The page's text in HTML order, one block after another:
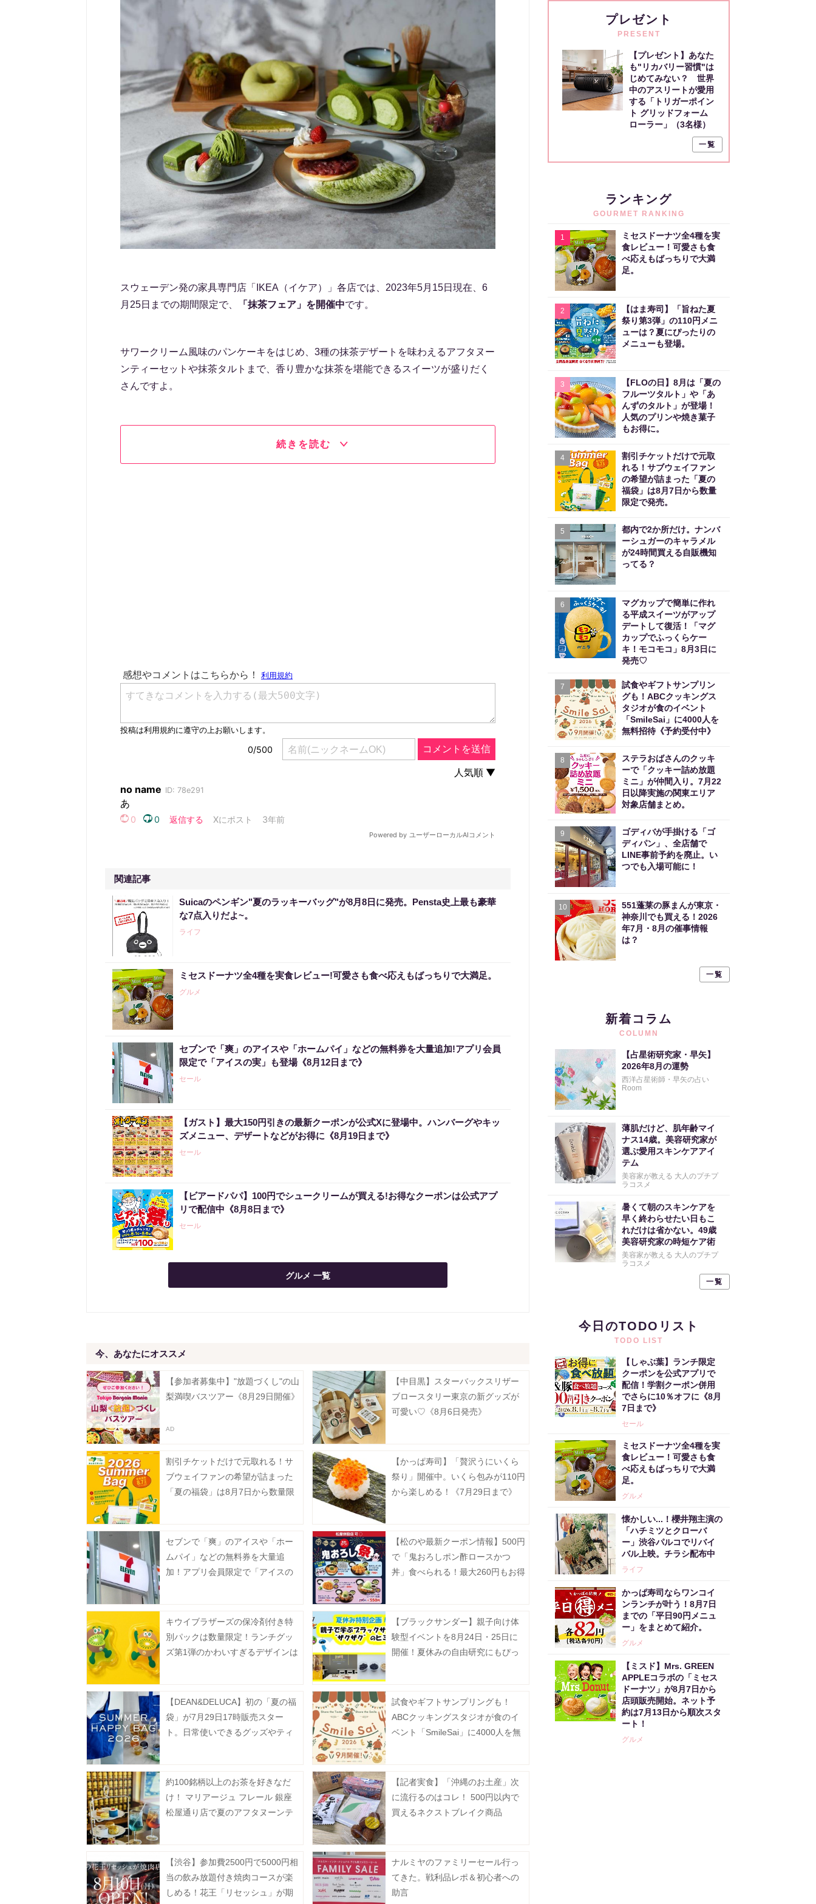
スウェーデン発の家具専門店「IKEA（イケア）」各店では、2023年5月15日現在、6
月25日までの期間限定で、
「抹茶フェア」を開催中です。
サワークリーム風味のパンケーキをはじめ、3種の抹茶デザートを味わえるアフタヌー
ンティーセットや抹茶タルトまで、香り豊かな抹茶を堪能できるスイーツが盛りだく
さんですよ。
続きを読む
関連記事
Suicaのペンギン"夏のラッキーバッグ"が8月8日に発売。Pensta史上最も豪華
な7点入りだよ~。
ライフ
ミセスドーナツ全4種を実食レビュー!可愛さも食べ応えもばっちりで大満足。
グルメ
セブンで「爽」のアイスや「ホームパイ」などの無料券を大量追加!アプリ会員
限定で「アイスの実」も登場《8月12日まで》
セール
【ガスト】最大150円引きの最新クーポンが公式Xに登場中。ハンバーグやキッ
ズメニュー、デザートなどがお得に《8月19日まで》
セール
【ビアードパパ】100円でシュークリームが買える!お得なクーポンは公式アプ
リで配信中《8月8日まで》
セール
グルメ 一覧
今、あなたにオススメ
【参加者募集中】"放題づくし"の山
梨満喫バスツアー《8月29日開催》
【中目黒】スターバックスリザー
ブロースタリー東京の新グッズが
可愛い♡《8月6日発売》
割引チケットだけで元取れる！サ
ブウェイファンの希望が詰まった
「夏の福袋」は8月7日から数量限
【かっぱ寿司】「贅沢うにいくら
祭り」開催中。いくら包みが110円
から楽しめる！《7月29日まで》
セブンで「爽」のアイスや「ホー
ムパイ」などの無料券を大量追
加！アプリ会員限定で「アイスの
【松のや最新クーポン情報】500円
で「鬼おろしポン酢ロースかつ
丼」食べられる！最大260円もお得
キウイブラザーズの保冷剤付き特
別パックは数量限定！ランチグッ
ズ第1弾のかわいすぎるデザインは
【ブラックサンダー】親子向け体
験型イベントを8月24日・25日に
開催！夏休みの自由研究にもぴっ
【DEAN&DELUCA】初の「夏の福
袋」が7月29日17時販売スター
ト。日常使いできるグッズやティ
試食やギフトサンプリングも！
ABCクッキングスタジオが食のイ
ベント「SmileSai」に4000人を無
約100銘柄以上のお茶を好きなだ
け！ マリアージュ フレール 銀座
松屋通り店で夏のアフタヌーンテ
【記者実食】「沖縄のお土産」次
に流行るのはコレ！ 500円以内で
買えるネクストブレイク商品
【渋谷】参加費2500円で5000円相
当の飲み放題付き焼肉コースが楽
しめる！花王「リセッシュ」が期
ナルミヤのファミリーセール行っ
てきた。戦利品レポ＆初心者への
助言
プレゼント
PRESENT
【プレゼント】あなた
も"リカバリー習慣"は
じめてみない？ 世界
中のアスリートが愛用
する「トリガーポイン
ト グリッドフォーム
ローラー」（3名様）
一覧
ランキング
GOURMET RANKING
1
ミセスドーナツ全4種を実
食レビュー！可愛さも食
べ応えもばっちりで大満
足。
2
【はま寿司】「旨ねた夏
祭り第3弾」の110円メニ
ューは？夏にぴったりの
メニューも登場。
3
【FLOの日】8月は「夏の
フルーツタルト」や「あ
んずのタルト」が登場！
人気のプリンや焼き菓子
もお得に。
4
割引チケットだけで元取
れる！サブウェイファン
の希望が詰まった「夏の
福袋」は8月7日から数量
限定で発売。
5
都内で2か所だけ。ナンバ
ーシュガーのキャラメル
が24時間買える自販機知
ってる？
6
マグカップで簡単に作れ
る平成スイーツがアップ
デートして復活！「マグ
カップでふっくらケー
キ！モコモコ」8月3日に
発売♡
7
試食やギフトサンプリン
グも！ABCクッキングス
タジオが食のイベント
「SmileSai」に4000人を
無料招待《予約受付中》
8
ステラおばさんのクッキ
ーで「クッキー詰め放題
ミニ」が仲間入り。7月22
日以降実施の関東エリア
対象店舗まとめ。
9
ゴディバが手掛ける「ゴ
ディパン」、全店舗で
LINE事前予約を廃止。い
つでも入場可能に！
10
551蓬莱の豚まんが東京・
神奈川でも買える！2026
年7月・8月の催事情報
は？
一覧
新着コラム
COLUMN
【占星術研究家・早矢】
2026年8月の運勢
西洋占星術師・早矢の占い
Room
薄肌だけど、肌年齢マイ
ナス14歳。美容研究家が
選ぶ愛用スキンケアアイ
テム
美容家が教える 大人のプチプ
ラコスメ
暑くて朝のスキンケアを
早く終わらせたい日もこ
れだけは省かない。49歳
美容研究家の時短ケア術
美容家が教える 大人のプチプ
ラコスメ
一覧
今日のTODOリスト
TODO LIST
【しゃぶ葉】ランチ限定
クーポンを公式アプリで
配信！学割クーポン併用
でさらに10％オフに《8月
7日まで》
セール
ミセスドーナツ全4種を実
食レビュー！可愛さも食
べ応えもばっちりで大満
足。
グルメ
懐かしい...！櫻井翔主演の
「ハチミツとクローバ
ー」渋谷パルコでリバイ
バル上映。チラシ配布中
ライフ
かっぱ寿司ならワンコイ
ンランチが叶う！8月7日
までの「平日90円メニュ
ー」をまとめて紹介。
グルメ
【ミスド】Mrs. GREEN
APPLEコラボの「ミセス
ドーナツ」が8月7日から
店頭販売開始。ネット予
約は7月13日から順次スタ
ート！
グルメ